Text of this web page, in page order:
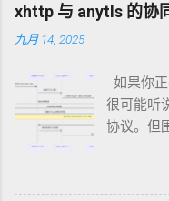
xhttp 与 anytls 的协
九月 14, 2025
如果你
很可能听
协议。但
关系？
成在一个